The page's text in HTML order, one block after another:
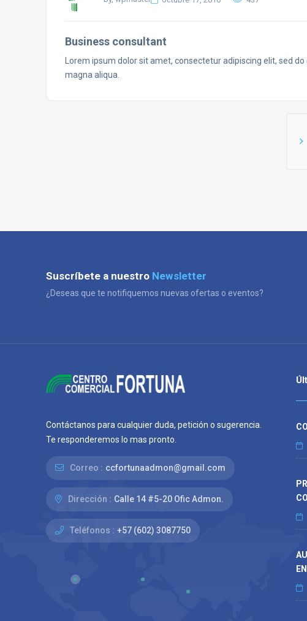
Business consultant
Lorem ipsum dolor sit amet, consectetur adipiscing elit, sed
magna aliqua.
Suscríbete a nuestro Newsletter
¿Deseas que te notifiquemos nuevas ofertas o eventos?
Contáctanos para cualquier duda, petición o sugerencia.
Te responderemos lo mas pronto.
Correo : ccfortunaadmon@gmail.com
Dirección : Calle 14 #5-20 Ofic Admon.
Teléfonos : +57 (602) 3087750